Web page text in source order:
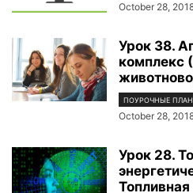
October 28,
Урок 38.
комплекс
ПОУРОЧНЫЕ
October 28,
Урок 28.